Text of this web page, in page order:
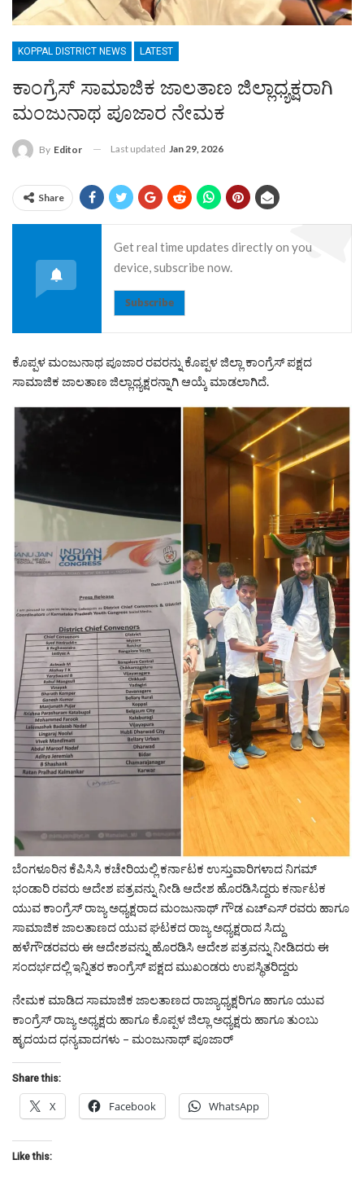
KOPPAL DISTRICT NEWS LATEST
ಕಾಂಗ್ರೆಸ್ ಸಾಮಾಜಿಕ ಜಾಲತಾಣ ಜಿಲ್ಲಾಧ್ಯಕ್ಷರಾಗಿ
ಮಂಜುನಾಥ ಪೂಜಾರ ನೇಮಕ
By Editor Last updated Jan 29, 2026
Share
Get real time updates directly on you
device, subscribe now.
Subscribe
ಕೊಪ್ಪಳ ಮಂಜುನಾಥ ಪೂಜಾರ ರವರನ್ನು ಕೊಪ್ಪಳ ಜಿಲ್ಲಾ ಕಾಂಗ್ರೆಸ್ ಪಕ್ಷದ
ಸಾಮಾಜಿಕ ಜಾಲತಾಣ ಜಿಲ್ಲಾಧ್ಯಕ್ಷರನ್ನಾಗಿ ಆಯ್ಕೆ ಮಾಡಲಾಗಿದೆ.
ಬೆಂಗಳೂರಿನ ಕೆಪಿಸಿಸಿ ಕಚೇರಿಯಲ್ಲಿ ಕರ್ನಾಟಕ ಉಸ್ತುವಾರಿಗಳಾದ ನಿಗಮ್
ಭಂಡಾರಿ ರವರು ಆದೇಶ ಪತ್ರವನ್ನು ನೀಡಿ ಆದೇಶ ಹೊರಡಿಸಿದ್ದರು ಕರ್ನಾಟಕ
ಯುವ ಕಾಂಗ್ರೆಸ್ ರಾಜ್ಯ ಅಧ್ಯಕ್ಷರಾದ ಮಂಜುನಾಥ್ ಗೌಡ ಎಚ್ಎಸ್ ರವರು ಹಾಗೂ
ಸಾಮಾಜಿಕ ಜಾಲತಾಣದ ಯುವ ಘಟಕದ ರಾಜ್ಯ ಅಧ್ಯಕ್ಷರಾದ ಸಿದ್ದು
ಹಳೆಗೌಡರವರು ಈ ಆದೇಶವನ್ನು ಹೊರಡಿಸಿ ಆದೇಶ ಪತ್ರವನ್ನು ನೀಡಿದರು ಈ
ಸಂದರ್ಭದಲ್ಲಿ ಇನ್ನಿತರ ಕಾಂಗ್ರೆಸ್ ಪಕ್ಷದ ಮುಖಂಡರು ಉಪಸ್ಥಿತರಿದ್ದರು
ನೇಮಕ ಮಾಡಿದ ಸಾಮಾಜಿಕ ಜಾಲತಾಣದ ರಾಜ್ಯಾಧ್ಯಕ್ಷರಿಗೂ ಹಾಗೂ ಯುವ
ಕಾಂಗ್ರೆಸ್ ರಾಜ್ಯ ಅಧ್ಯಕ್ಷರು ಹಾಗೂ ಕೊಪ್ಪಳ ಜಿಲ್ಲಾ ಅಧ್ಯಕ್ಷರು ಹಾಗೂ ತುಂಬು
ಹೃದಯದ ಧನ್ಯವಾದಗಳು – ಮಂಜುನಾಥ್ ಪೂಜಾರ್
Share this:
X Facebook WhatsApp
Like this: